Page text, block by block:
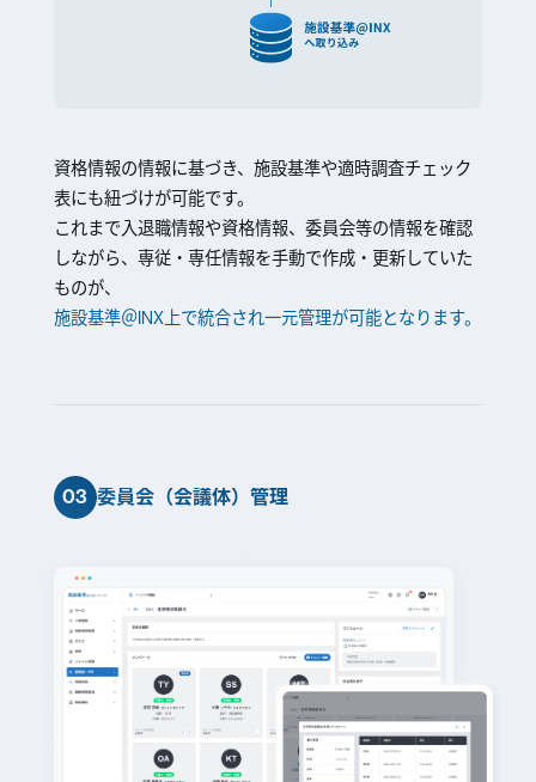
資格情報の情報に基づき、施設基準や適時調査チェック
表にも紐づけが可能です。
これまで入退職情報や資格情報、委員会等の情報を確認
しながら、専従・専任情報を手動で作成・更新していた
ものが、
施設基準＠INX上で統合され一元管理が可能となります。
03 委員会（会議体）管理